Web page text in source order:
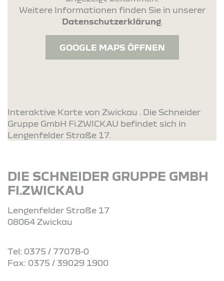
Weitere Informationen finden Sie in unserer
Datenschutzerklärung.
GOOGLE MAPS ÖFFNEN
Interaktive Karte von Zwickau . Die Schneider
Gruppe GmbH Fi.ZWICKAU befindet sich in
Lengenfelder Straße 17.
DIE SCHNEIDER GRUPPE GMBH
FI.ZWICKAU
Lengenfelder Straße 17
08064 Zwickau
Tel: 0375 / 77078-0
Fax: 0375 / 39029 1900